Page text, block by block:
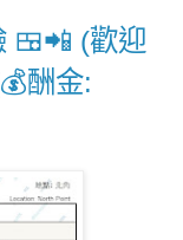
🍱📲 (歡迎
酬金: